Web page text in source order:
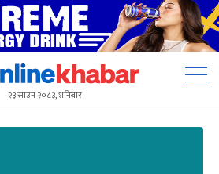
२३ साउन २०८३, शनिबार